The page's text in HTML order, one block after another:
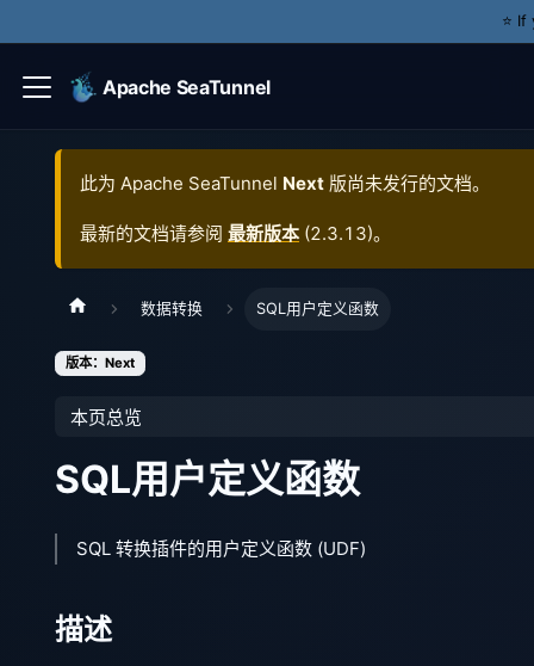
⭐️
Apache SeaTunnel
此为 Apache SeaTunnel Next 版尚未发行的文档。
最新的文档请参阅 最新版本 (2.3.13)。
数据转换 SQL用户定义函数
版本：Next
本页总览
SQL用户定义函数
SQL 转换插件的用户定义函数 (UDF)
描述